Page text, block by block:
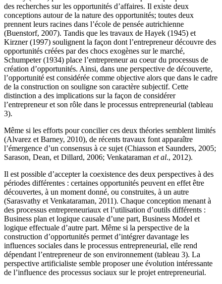
des recherches sur les opportunités d’affaires. Il existe deux
conceptions autour de la nature des opportunités; toutes deux
prennent leurs racines dans l’école de pensée autrichienne
(Buenstorf, 2007). Tandis que les travaux de Hayek (1945) et
Kirzner (1997) soulignent la façon dont l’entrepreneur découvre des
opportunités créées par des chocs exogènes sur le marché,
Schumpeter (1934) place l’entrepreneur au coeur du processus de
création d’opportunités. Ainsi, dans une perspective de découverte,
l’opportunité est considérée comme objective alors que dans le cadre
de la construction on souligne son caractère subjectif. Cette
distinction a des implications sur la façon de considérer
l’entrepreneur et son rôle dans le processus entrepreneurial (tableau
3).
Même si les efforts pour concilier ces deux théories semblent limités
(Alvarez et Barney, 2010), de récents travaux font apparaître
l’émergence d’un consensus à ce sujet (Chiasson et Saunders, 2005;
Sarason, Dean, et Dillard, 2006; Venkataraman et al., 2012).
Il est possible d’accepter la coexistence des deux perspectives à des
périodes différentes : certaines opportunités peuvent en effet être
découvertes, à un moment donné, ou construites, à un autre
(Sarasvathy et Venkataraman, 2011). Chaque conception menant à
des processus entrepreneuriaux et l’utilisation d’outils différents :
Business plan et logique causale d’une part, Business Model et
logique effectuale d’autre part. Même si la perspective de la
construction d’opportunités permet d’intégrer davantage les
influences sociales dans le processus entrepreneurial, elle rend
dépendant l’entrepreneur de son environnement (tableau 3). La
perspective artificialiste semble proposer une évolution intéressante
de l’influence des processus sociaux sur le projet entrepreneurial.